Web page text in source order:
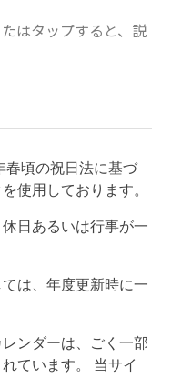
はタップすると、説
春頃の祝日法に基づ
使用しております。
日あるいは行事が一
は、年度更新時に一
ンダーは、ごく一部
ています。 当サイ